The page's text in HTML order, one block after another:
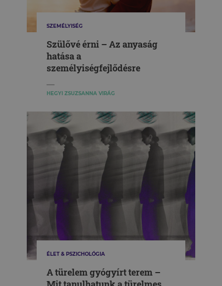
SZEMÉLYISÉG
Szülővé érni – Az anyaság
hatása a
személyiségfejlődésre
HEGYI ZSUZSANNA VIRÁG
ÉLET & PSZICHOLÓGIA
A türelem gyógyírt terem –